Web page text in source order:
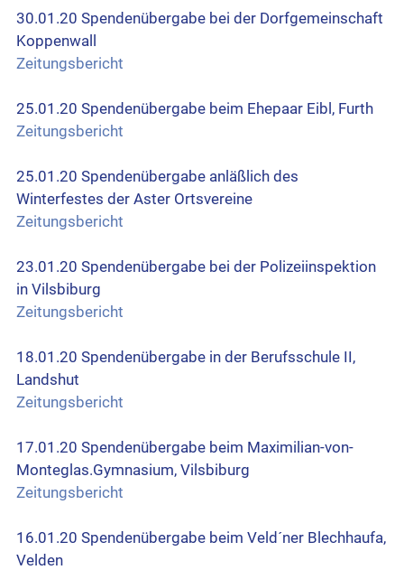
30.01.20 Spendenübergabe bei der Dorfgemeinschaft
Koppenwall
Zeitungsbericht
25.01.20 Spendenübergabe beim Ehepaar Eibl, Furth
Zeitungsbericht
25.01.20 Spendenübergabe anläßlich des
Winterfestes der Aster Ortsvereine
Zeitungsbericht
23.01.20 Spendenübergabe bei der Polizeiinspektion
in Vilsbiburg
Zeitungsbericht
18.01.20 Spendenübergabe in der Berufsschule II,
Landshut
Zeitungsbericht
17.01.20 Spendenübergabe beim Maximilian-von-
Monteglas.Gymnasium, Vilsbiburg
Zeitungsbericht
16.01.20 Spendenübergabe beim Veld´ner Blechhaufa,
Velden